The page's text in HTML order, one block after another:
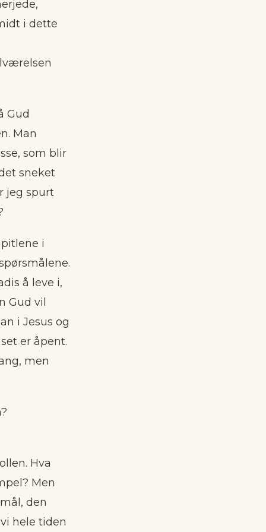
i dette
Gud
Man
som blir
sneket
jeg spurt
i
å leve i,
Gud vil
i Jesus og
er åpent.
men
Hva
Men
den
hele tiden